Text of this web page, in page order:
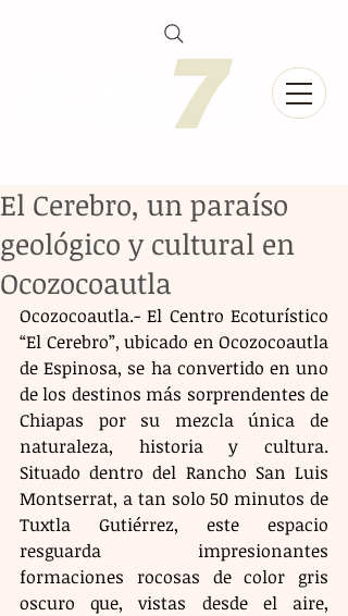
El Cerebro, un paraíso
geológico y cultural en
Ocozocoautla
Ocozocoautla.- El Centro Ecoturístico
“El Cerebro”, ubicado en Ocozocoautla
de Espinosa, se ha convertido en uno
de los destinos más sorprendentes de
Chiapas por su mezcla única de
naturaleza, historia y cultura.
Situado dentro del Rancho San Luis
Montserrat, a tan solo 50 minutos de
Tuxtla Gutiérrez, este espacio
resguarda impresionantes
formaciones rocosas de color gris
oscuro que, vistas desde el aire,